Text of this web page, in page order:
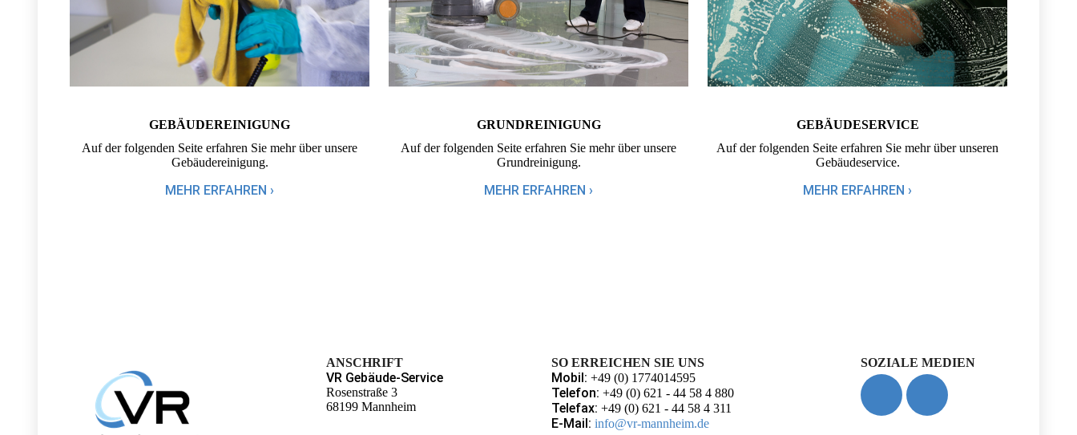
GEBÄUDE­REINIGUNG
Auf der folgenden Seite erfahren Sie mehr über unsere
Gebäude­reinigung.
MEHR ERFAHREN ›
GRUND­REINIGUNG
Auf der folgenden Seite erfahren Sie mehr über unsere
Grundreinigung.
MEHR ERFAHREN ›
GEBÄUDE­­SERVICE
Auf der folgenden Seite erfahren Sie mehr über unseren
Gebäudeservice.
MEHR ERFAHREN ›
ANSCHRIFT
VR Gebäude-Service
Rosenstraße 3
68199 Mannheim
SO ERREICHEN SIE UNS
Mobil: +49 (0) 1774014595
Telefon: +49 (0) 621 - 44 58 4 880
Telefax: +49 (0) 621 - 44 58 4 311
E-Mail: info@vr-mannheim.de
SOZIALE MEDIEN